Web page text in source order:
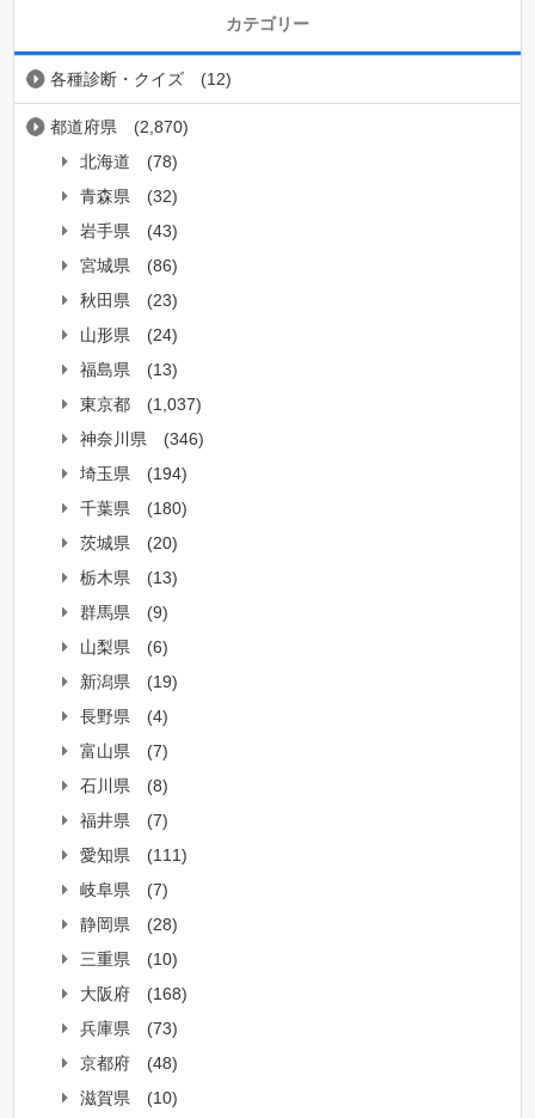
カテゴリー
各種診断・クイズ (12)
都道府県
(2,870)
北海道
(78)
青森県
(32)
岩手県
(43)
宮城県
(86)
秋田県
(23)
山形県
(24)
福島県
(13)
東京都
(1,037)
神奈川県
(346)
埼玉県
(194)
千葉県
(180)
茨城県
(20)
栃木県
(13)
群馬県
(9)
山梨県
(6)
新潟県
(19)
長野県
(4)
富山県
(7)
石川県
(8)
福井県
(7)
愛知県
(111)
岐阜県
(7)
静岡県
(28)
三重県
(10)
大阪府
(168)
兵庫県
(73)
京都府
(48)
滋賀県
(10)